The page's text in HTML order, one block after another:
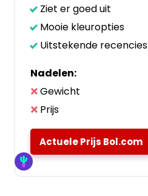
Ziet er goed uit
Mooie kleuropties
Uitstekende recencies
Nadelen:
Gewicht
Prijs
Actuele Prijs Bol.com